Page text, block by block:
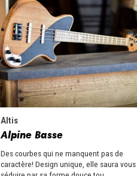
Altis
Alpine Basse
Des courbes qui ne manquent pas de
caractère! Design unique, elle saura vous